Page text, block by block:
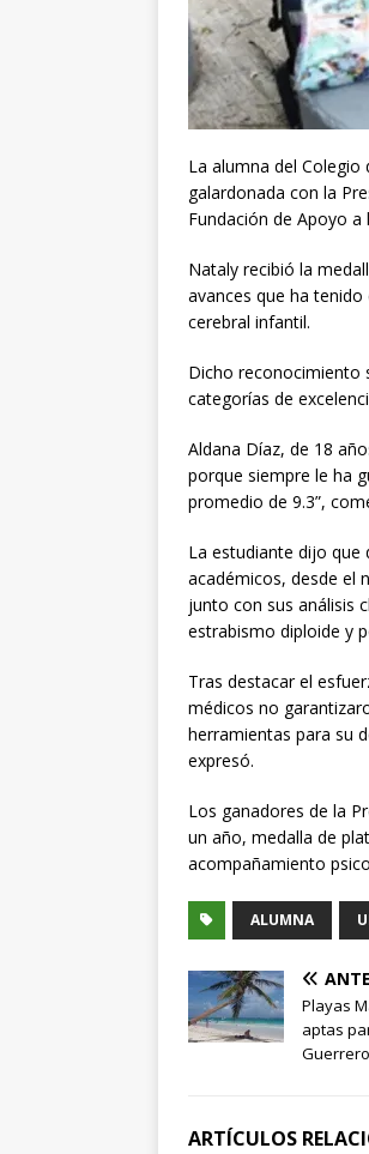
La alumna del Colegio
galardonada con la
Fundación de Apoyo a
Nataly recibió la
avances que ha
cerebral infantil.
Dicho reconocimiento
categorías de
Aldana Díaz, de 18
porque siempre le ha
promedio de 9.3”,
La estudiante dijo que
académicos, desde el
junto con sus análisis
estrabismo diploide y
Tras destacar el
médicos no
herramientas para su
expresó.
Los ganadores de la
un año, medalla de
acompañamiento
ALUMNA
Playas
aptas
Guerrero
ARTÍCULOS